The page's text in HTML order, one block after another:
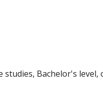
studies, Bachelor's level,